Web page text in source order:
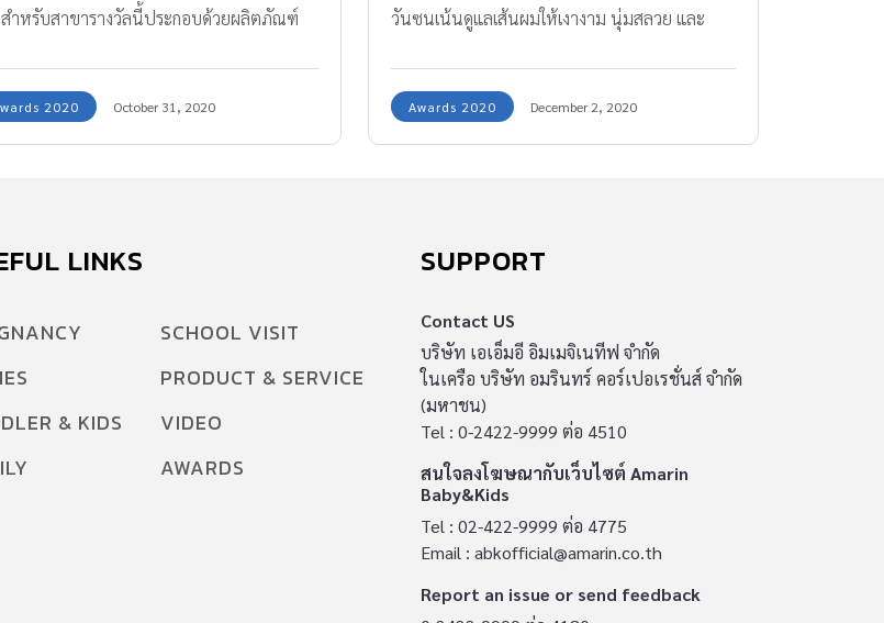
สำหรับสาขารางวัลนี้ประกอบด้วยผลิตภัณฑ์
ะว่า ผู้ได้รับรางวัลในหมวด ผลิตภัณฑ์ดูแล
พเด็ก มีแบรนด์ใดบ้าง MOMMY’S CHOICE:
ย ทั้ง DHA และ ARA เป็นส่วนประกอบสำคัญ
Dutchmill GENi Vi-Q+ แตกต่างจากนม
อื่นๆ ที่เพิ่มลูทีนธรรมชาติจากผงกีวี่สกัด มี
ารทำงานสมอง จำเป็นอย่างยิ่งต่อลูกน้อยวัย
2020 October 31, 2020
วันซนเน้นดูแลเส้นผมให้เงางาม นุ่มสลวย และ
Awards 2020 December 2, 2020
LINKS
& KIDS
SCHOOL VISIT
PRODUCT & SERVICE
VIDEO
AWARDS
SUPPORT
Contact US
บริษัท เอเอ็มอี อิมเมจิเนทีฟ จำกัด
ในเครือ บริษัท อมรินทร์ คอร์เปอเรชั่นส์ จำกัด
(มหาชน)
Tel : 0-2422-9999 ต่อ 4510
สนใจลงโฆษณากับเว็บไซต์ Amarin
Baby&Kids
Tel : 02-422-9999 ต่อ 4775
Email : abkofficial@amarin.co.th
Report an issue or send feedback